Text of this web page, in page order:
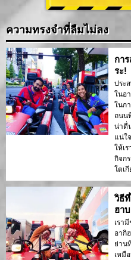
ความทรงจำที่ลืมไม่ลง
กา
ระ!
ประ
ในอ
ในก
ถนน
น่าตื่
แน่ใ
ให้เ
กิจก
โตเ
วิธี
ฮา
เรา
อากิ
ย่าน
เหมื